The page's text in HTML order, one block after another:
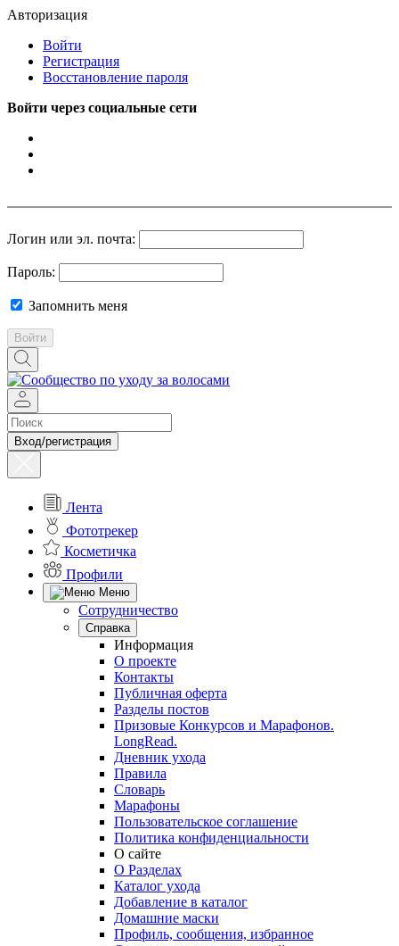
Авторизация
Войти
Регистрация
Восстановление пароля
Войти через социальные сети
Логин или эл. почта:
Пароль:
Запомнить меня
Войти
Вход/регистрация
Лента
Фототрекер
Косметичка
Профили
Меню
Сотрудничество
Справка
Информация
О проекте
Контакты
Публичная оферта
Разделы постов
Призовые Конкурсов и Марафонов.
LongRead.
Дневник ухода
Правила
Словарь
Марафоны
Пользовательское соглашение
Политика конфиденциальности
О сайте
О Разделах
Каталог ухода
Добавление в каталог
Домашние маски
Профиль, сообщения, избранное